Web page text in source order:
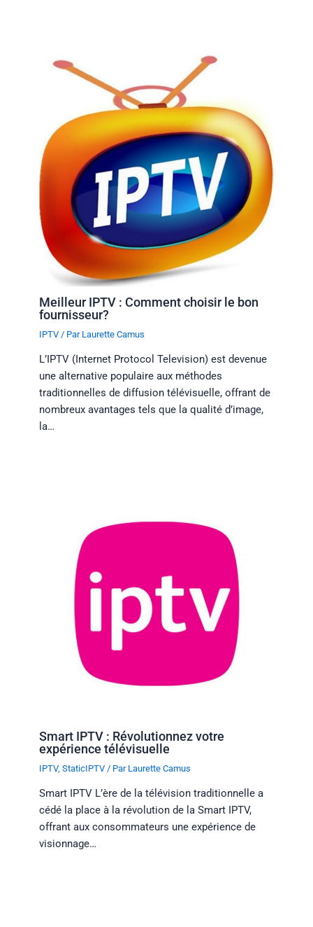
Meilleur IPTV : Comment choisir le bon
fournisseur?
IPTV / Par Laurette Camus
L’IPTV (Internet Protocol Television) est devenue
une alternative populaire aux méthodes
traditionnelles de diffusion télévisuelle, offrant de
nombreux avantages tels que la qualité d’image,
la…
Smart IPTV : Révolutionnez votre
expérience télévisuelle
IPTV,StaticIPTV / Par Laurette Camus
Smart IPTV L’ère de la télévision traditionnelle a
cédé la place à la révolution de la Smart IPTV,
offrant aux consommateurs une expérience de
visionnage…